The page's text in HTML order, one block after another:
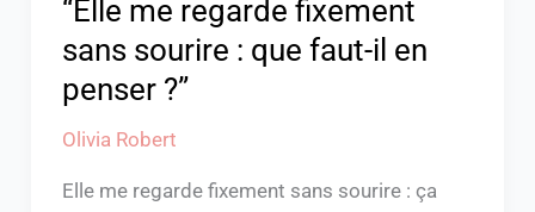
“Elle me regarde fixement
sans sourire : que faut-il en
penser ?”
Olivia Robert
Elle me regarde fixement sans sourire : ça
penser
?”